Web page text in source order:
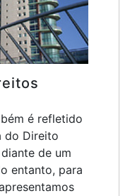
é refletido
do Direito
de um
entanto, para